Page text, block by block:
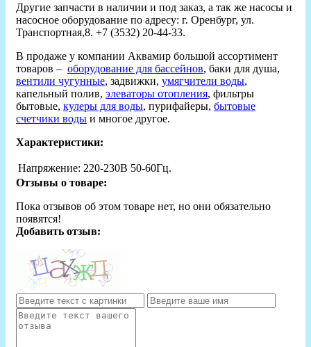
Другие запчасти в наличии и под заказ, а так же насосы и
насосное оборудование по адресу: г. Оренбург, ул.
Транспортная,8. +7 (3532) 20-44-33.
В продаже у компании Аквамир большой ассортимент
товаров – оборудование для бассейнов, баки для душа,
вентили чугунные, задвижки, умягчители воды,
капельный полив, элеваторы отопления, фильтры
бытовые, кулеры для воды, пурифайеры, бытовые
счетчики воды и многое другое.
Характеристики:
Напряжение: 220-230В 50-60Гц.
Отзывы о товаре:
Пока отзывов об этом товаре нет, но они обязательно
появятся!
Добавить отзыв: